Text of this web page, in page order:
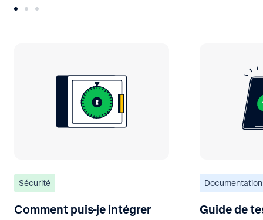
Sécurité
Comment puis-je intégrer
Documentation
Guide de